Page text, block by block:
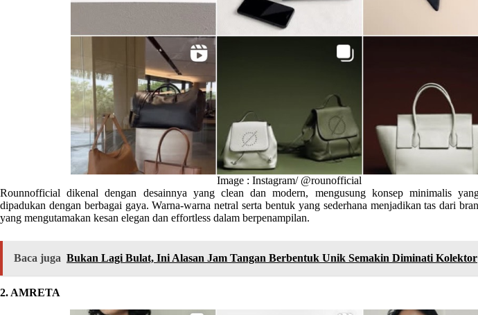
Image : Instagram/ @rounofficial
Rounnofficial dikenal dengan desainnya yang clean dan modern, mengusung konsep minimalis
dipadukan dengan berbagai gaya. Warna-warna netral serta bentuk yang sederhana menjadikan tas dari
yang mengutamakan kesan elegan dan effortless dalam berpenampilan.
Baca juga Bukan Lagi Bulat, Ini Alasan Jam Tangan Berbentuk Unik Semakin Diminati Kolektor
2. AMRETA